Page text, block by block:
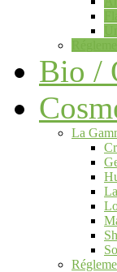
Bio /
La